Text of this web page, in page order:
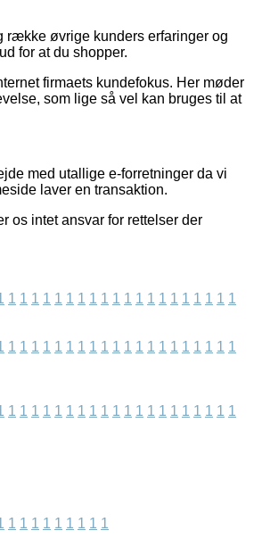
række øvrige kunders erfaringer og
for at du shopper.
firmaets kundefokus. Her møder
som lige så vel kan bruges til at
med utallige e-forretninger da vi
laver en transaktion.
os intet ansvar for rettelser der
1 1 1 1 1 1 1 1 1 1 1 1 1 1 1 1 1 1 1 1
1 1 1 1 1 1 1 1 1 1 1 1 1 1 1 1 1 1 1 1
1 1 1 1 1 1 1 1 1 1 1 1 1 1 1 1 1 1 1 1
1 1 1 1 1 1 1 1 1